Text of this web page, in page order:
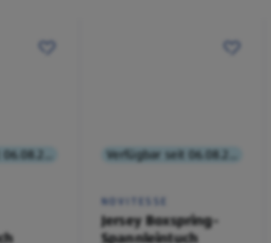
NOVITESSE
Jersey Boxspring-
Spannleintuch